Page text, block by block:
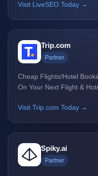
Visit LiveSEO Today →
Trip.com
Partner
Cheap Flights/Hotel
On Your Next Flight &
Visit Trip.com Today →
Spiky.ai
Partner